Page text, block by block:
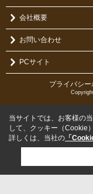
会社概要
お問い合わせ
PCサイト
プライバシー
当サイトでは、お客様の
して、クッキー（Cookie
詳しくは、当社の 「